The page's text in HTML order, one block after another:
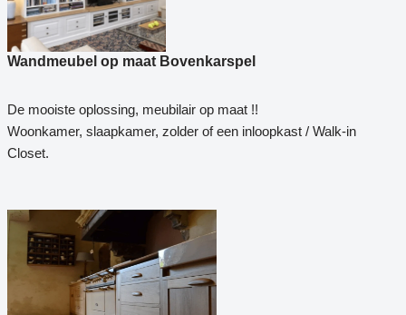
Wandmeubel op maat Bovenkarspel
De mooiste oplossing, meubilair op maat !!
Woonkamer, slaapkamer, zolder of een inloopkast / Walk-in
Closet.